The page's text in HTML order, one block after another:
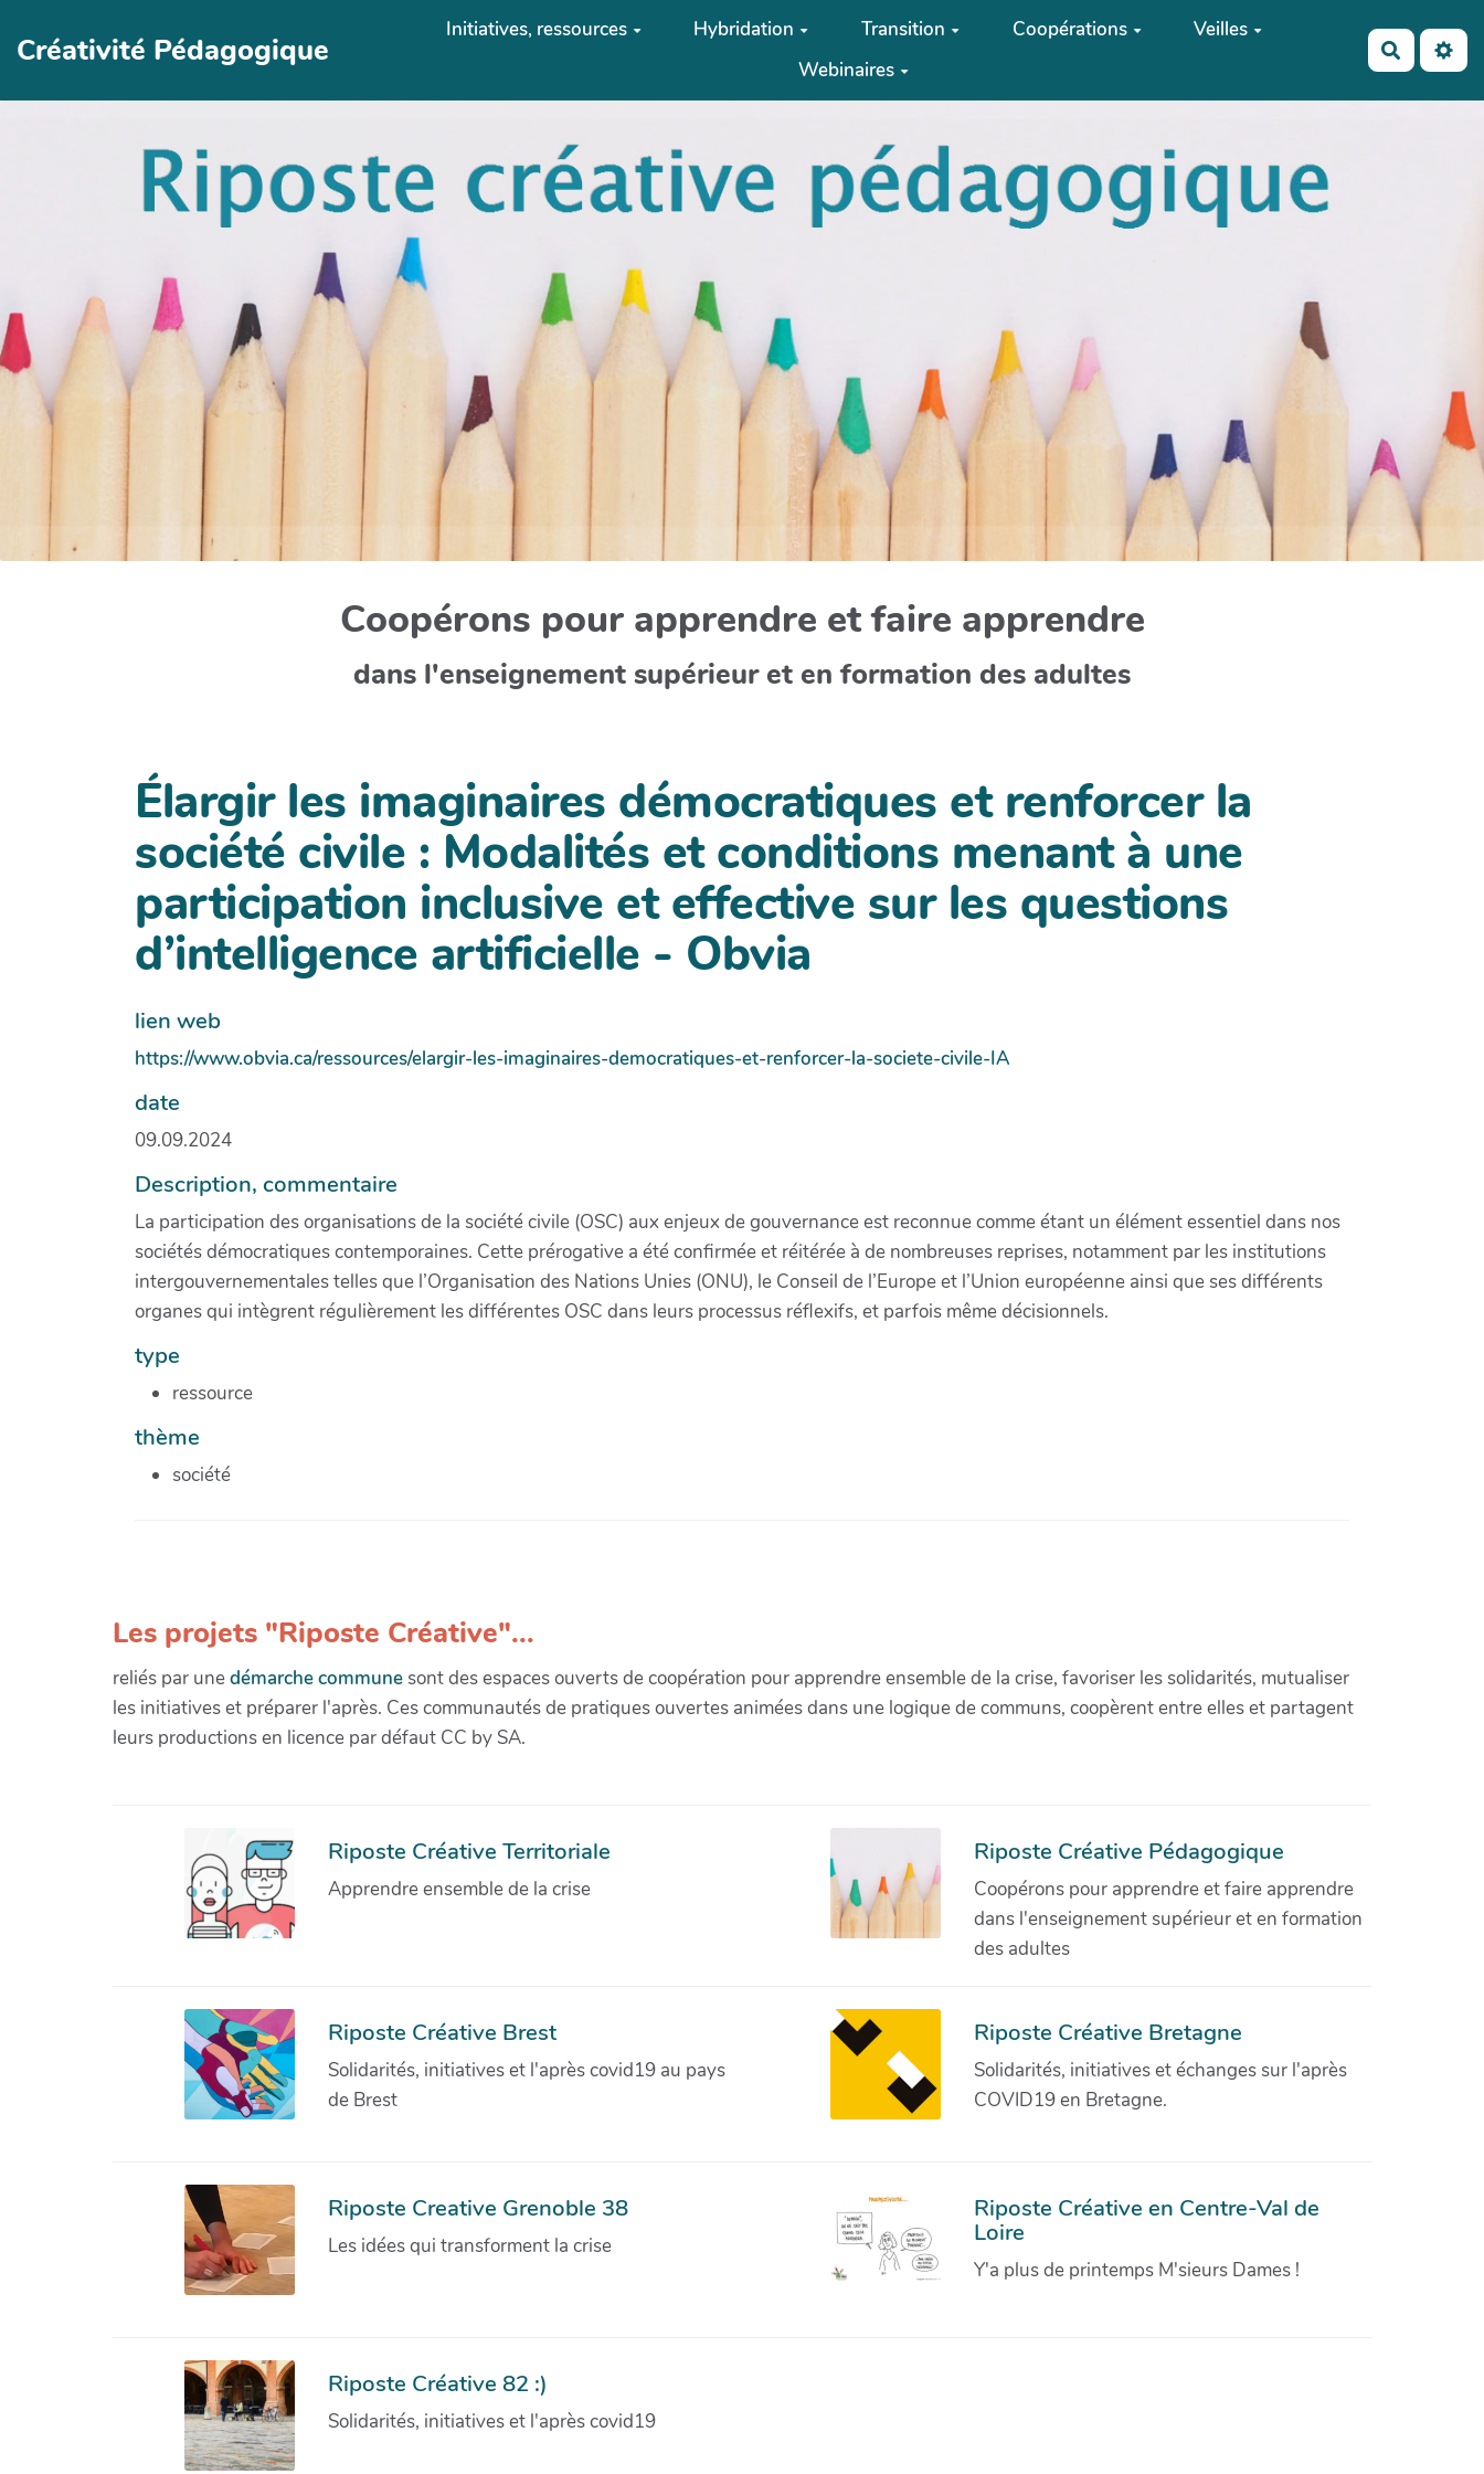
Créativité Pédagogique
Initiatives, ressources Hybridation Transition Coopérations
Veilles
Webinaires
Coopérons pour apprendre et faire apprendre
dans l'enseignement supérieur et en formation des adultes
Élargir les imaginaires démocratiques et renforcer la
société civile : Modalités et conditions menant à une
participation inclusive et effective sur les questions
d’intelligence artificielle - Obvia
lien web
https://www.obvia.ca/ressources/elargir-les-imaginaires-democratiques-et-renforcer-la-societe-civile-IA
date
09.09.2024
Description, commentaire
La participation des organisations de la société civile (OSC) aux enjeux de gouvernance est reconnue comme étant un élément essentiel dans nos
sociétés démocratiques contemporaines. Cette prérogative a été confirmée et réitérée à de nombreuses reprises, notamment par les institutions
intergouvernementales telles que l’Organisation des Nations Unies (ONU), le Conseil de l’Europe et l’Union européenne ainsi que ses différents
organes qui intègrent régulièrement les différentes OSC dans leurs processus réflexifs, et parfois même décisionnels.
type
ressource
thème
société